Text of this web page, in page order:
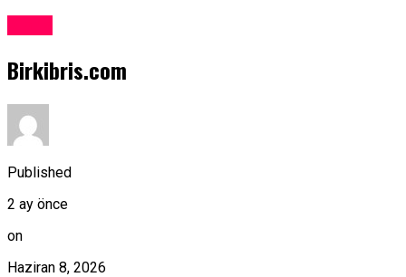
Birkibris.com
Published
2 ay önce
on
Haziran 8, 2026